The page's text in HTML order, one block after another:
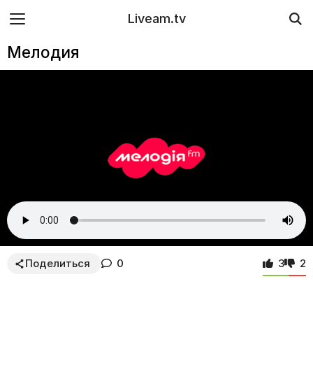
Liveam.tv
Мелодия
Українське радіо
Наше Радио
Поделиться 0 3 2